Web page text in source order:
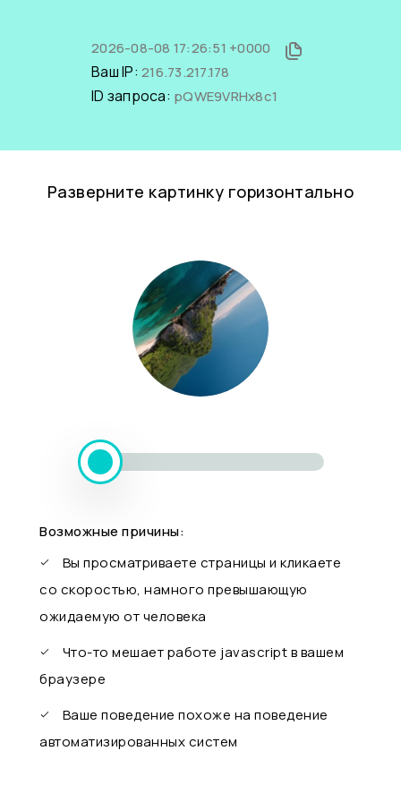
2026-08-08 17:26:51 +0000
Ваш IP: 216.73.217.178
ID запроса: pQWE9VRHx8c1
Разверните картинку горизонтально
Возможные причины:
Вы просматриваете страницы и кликаете
со скоростью, намного превышающую
ожидаемую от человека
Что-то мешает работе javascript в вашем
браузере
Ваше поведение похоже на поведение
автоматизированных систем